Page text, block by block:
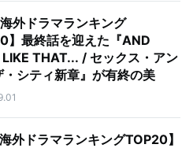
海外ドラマランキング
】最終話を迎えた『AND
THAT... / セックス・アン
・シティ新章』が有終の美
海外ドラマランキングTOP20】